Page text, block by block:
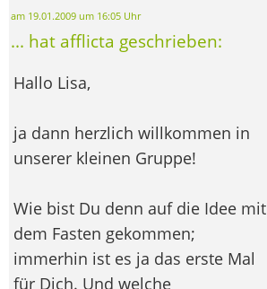
am 19.01.2009 um 16:05 Uhr
... hat afflicta geschrieben:
Hallo Lisa,
ja dann herzlich willkommen in
unserer kleinen Gruppe!
Wie bist Du denn auf die Idee mit
dem Fasten gekommen;
immerhin ist es ja das erste Mal
für Dich. Und welche